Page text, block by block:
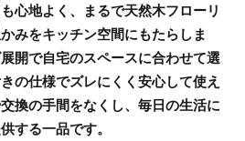
心地よく、まるで天然木フローリ
みをキッチン空間にもたらしま
開で自宅のスペースに合わせて選
の仕様でズレにくく安心して使え
換の手間をなくし、毎日の生活に
する一品です。